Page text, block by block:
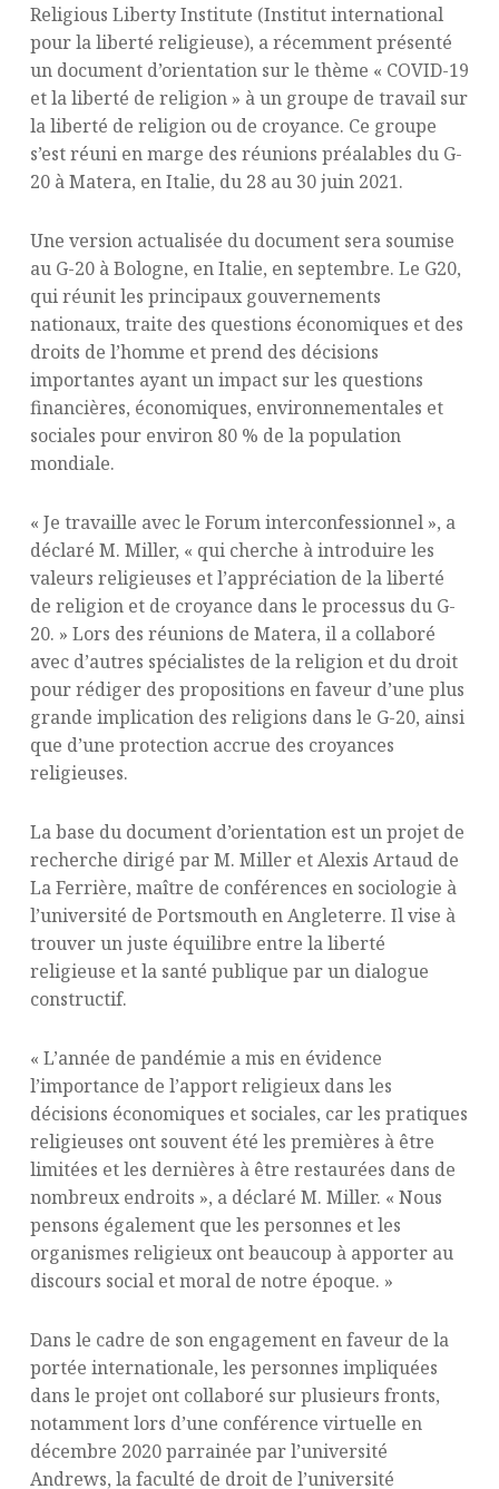
Religious Liberty Institute (Institut international
pour la liberté religieuse), a récemment présenté
un document d’orientation sur le thème « COVID-19
et la liberté de religion » à un groupe de travail sur
la liberté de religion ou de croyance. Ce groupe
s’est réuni en marge des réunions préalables du G-
20 à Matera, en Italie, du 28 au 30 juin 2021.
Une version actualisée du document sera soumise
au G-20 à Bologne, en Italie, en septembre. Le G20,
qui réunit les principaux gouvernements
nationaux, traite des questions économiques et des
droits de l’homme et prend des décisions
importantes ayant un impact sur les questions
financières, économiques, environnementales et
sociales pour environ 80 % de la population
mondiale.
« Je travaille avec le Forum interconfessionnel », a
déclaré M. Miller, « qui cherche à introduire les
valeurs religieuses et l’appréciation de la liberté
de religion et de croyance dans le processus du G-
20. » Lors des réunions de Matera, il a collaboré
avec d’autres spécialistes de la religion et du droit
pour rédiger des propositions en faveur d’une plus
grande implication des religions dans le G-20, ainsi
que d’une protection accrue des croyances
religieuses.
La base du document d’orientation est un projet de
recherche dirigé par M. Miller et Alexis Artaud de
La Ferrière, maître de conférences en sociologie à
l’université de Portsmouth en Angleterre. Il vise à
trouver un juste équilibre entre la liberté
religieuse et la santé publique par un dialogue
constructif.
« L’année de pandémie a mis en évidence
l’importance de l’apport religieux dans les
décisions économiques et sociales, car les pratiques
religieuses ont souvent été les premières à être
limitées et les dernières à être restaurées dans de
nombreux endroits », a déclaré M. Miller. « Nous
pensons également que les personnes et les
organismes religieux ont beaucoup à apporter au
discours social et moral de notre époque. »
Dans le cadre de son engagement en faveur de la
portée internationale, les personnes impliquées
dans le projet ont collaboré sur plusieurs fronts,
notamment lors d’une conférence virtuelle en
décembre 2020 parrainée par l’université
Andrews, la faculté de droit de l’université